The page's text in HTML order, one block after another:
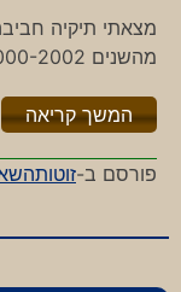
מצאתי תיקיה
מהשנים 2000-2002. הקליקו ותהנו
המשך קריאה"%s"
פורסם ב-זוטות